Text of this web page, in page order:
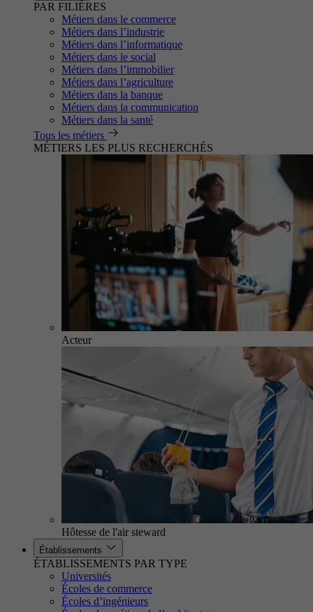
PAR FILIÈRES
Métiers dans le commerce
Métiers dans l’industrie
Métiers dans l’informatique
Métiers dans le social
Métiers dans l’immobilier
Métiers dans l’agriculture
Métiers dans la banque
Métiers dans la communication
Métiers dans la santé
Tous les métiers
MÉTIERS LES PLUS RECHERCHÉS
Acteur
Hôtesse de l'air steward
Établissements
ÉTABLISSEMENTS PAR TYPE
Universités
Écoles de commerce
Écoles d’ingénieurs